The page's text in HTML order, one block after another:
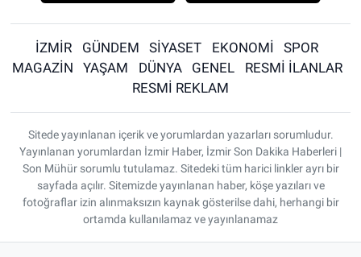
İZMİR GÜNDEM SİYASET EKONOMİ
SPOR
MAGAZİN
YAŞAM DÜNYA GENEL
RESMİ İLANLAR
RESMİ REKLAM
Sitede yayınlanan içerik ve yorumlardan yazarları sorumludur.
Yayınlanan yorumlardan İzmir Haber, İzmir Son Dakika Haberleri |
Son Mühür sorumlu tutulamaz. Sitedeki tüm harici linkler ayrı bir
sayfada açılır. Sitemizde yayınlanan haber, köşe yazıları ve
fotoğraflar izin alınmaksızın kaynak gösterilse dahi, herhangi bir
ortamda kullanılamaz ve yayınlanamaz